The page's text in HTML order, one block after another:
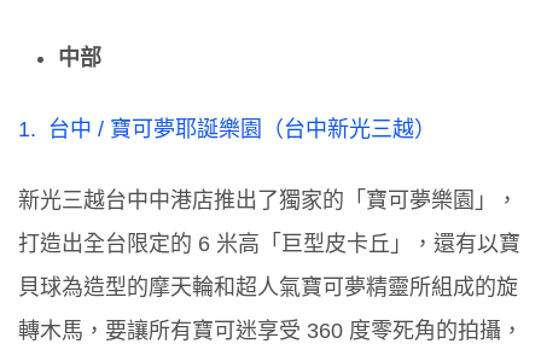
中部
1. 台中 / 寶可夢耶誕樂園（台中新光三越）
新光三越台中中港店推出了獨家的「寶可夢樂園」，
打造出全台限定的 6 米高「巨型皮卡丘」，還有以寶
貝球為造型的摩天輪和超人氣寶可夢精靈所組成的旋
轉木馬，要讓所有寶可迷享受 360 度零死角的拍攝，